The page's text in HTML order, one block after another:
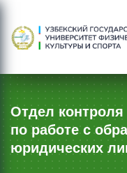
Отдел контроля
по работе с
юридических